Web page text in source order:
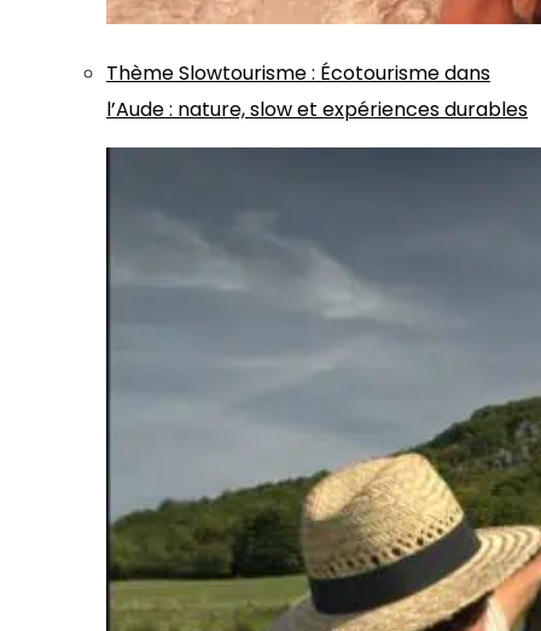
ThèmeSlowtourisme: Écotourisme dans
l’Aude : nature, slow et expériences durables